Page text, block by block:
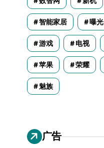
智能家居 曝光
游戏 电视
苹果 荣耀
魅族
广告